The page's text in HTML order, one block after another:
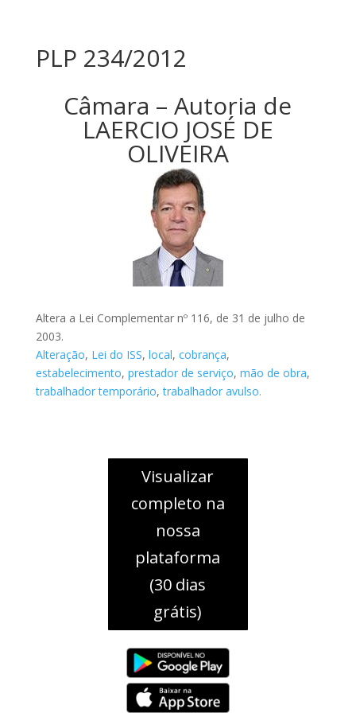
PLP 234/2012
Câmara – Autoria de
LAERCIO JOSÉ DE
OLIVEIRA
Altera a Lei Complementar nº 116, de 31 de julho de
2003.
Alteração, Lei do ISS, local, cobrança,
estabelecimento, prestador de serviço, mão de obra,
trabalhador temporário,trabalhador avulso.
Visualizar
completo na
nossa
plataforma
(30 dias
grátis)